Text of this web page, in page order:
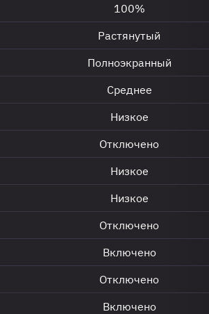
100%
Растянутый
Полноэкранный
Среднее
Низкое
Отключено
Низкое
Низкое
Отключено
Включено
Отключено
Включено